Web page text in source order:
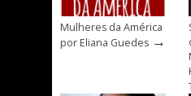
Mulheres da América
por Eliana Guedes →